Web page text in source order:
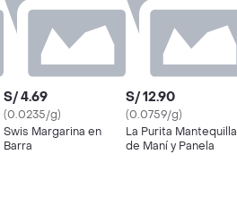
S/ 4.69
(0.0235/g)
Swis Margarina en
Barra
S/ 12.90
(0.0759/g)
La Purita Mantequilla
de Maní y Panela